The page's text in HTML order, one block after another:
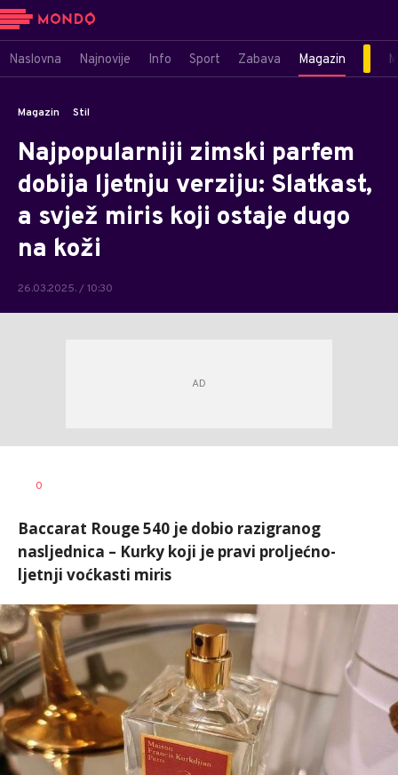
Naslovna Najnovije Info Sport Zabava Magazin
Magazin Stil
Najpopularniji zimski parfem
dobija ljetnju verziju: Slatkast,
a svjež miris koji ostaje dugo
na koži
26.03.2025. / 10:30
AUTOR
0
Baccarat Rouge 540 je dobio razigranog
nasljednica – Kurky koji je pravi proljećno-
ljetnji voćkasti miris